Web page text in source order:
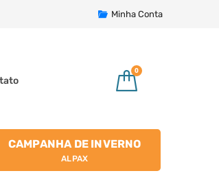
Minha Conta
0
CAMPANHA DE INVERNO
ALPAX